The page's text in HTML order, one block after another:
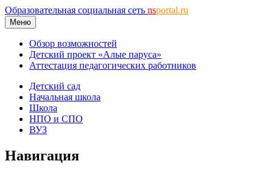
Образовательная социальная сеть nsportal.ru
Меню
Обзор возможностей
Детский проект «Алые паруса»
Аттестация педагогических работников
Детский сад
Начальная школа
Школа
НПО и СПО
ВУЗ
Навигация